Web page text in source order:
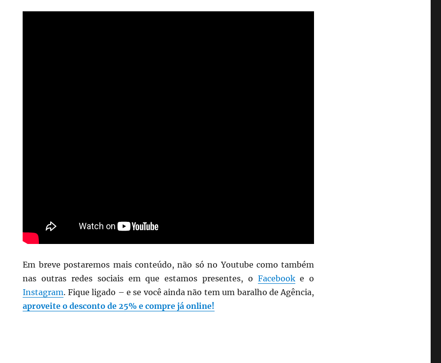
Em breve postaremos mais conteúdo, não só no Youtube como também
nas outras redes sociais em que estamos presentes, o Facebooke o
Instagram. Fique ligado – e se você ainda não tem um baralho de Agência,
aproveite o desconto de 25% e compre já online!